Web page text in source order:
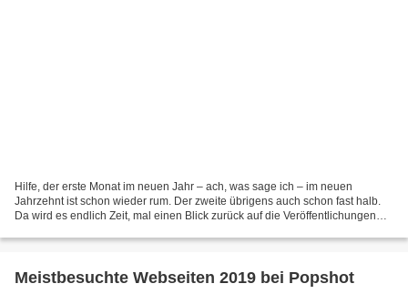
Hilfe, der erste Monat im neuen Jahr – ach, was sage ich – im neuen
Jahrzehnt ist schon wieder rum. Der zweite übrigens auch schon fast halb.
Da wird es endlich Zeit, mal einen Blick zurück auf die Veröffentlichungen
Meistbesuchte Webseiten 2019 bei Popshot